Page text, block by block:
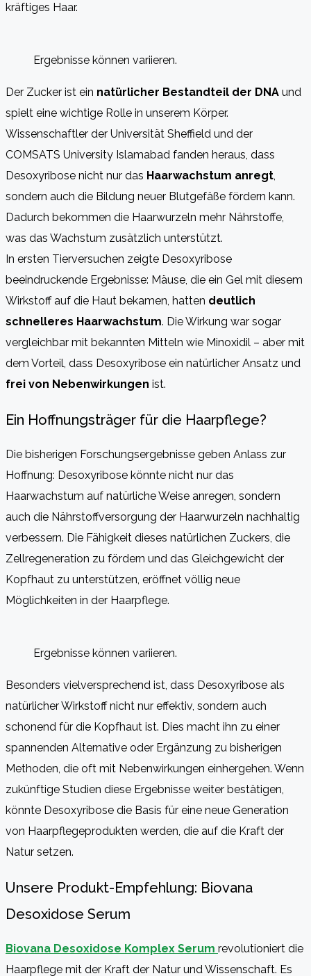
kräftiges Haar.
Ergebnisse können variieren.
Der Zucker ist ein natürlicher Bestandteil der DNA und
spielt eine wichtige Rolle in unserem Körper.
Wissenschaftler der Universität Sheffield und der
COMSATS University Islamabad fanden heraus, dass
Desoxyribose nicht nur das Haarwachstum anregt,
sondern auch die Bildung neuer Blutgefäße fördern kann.
Dadurch bekommen die Haarwurzeln mehr Nährstoffe,
was das Wachstum zusätzlich unterstützt.
In ersten Tierversuchen zeigte Desoxyribose
beeindruckende Ergebnisse: Mäuse, die ein Gel mit diesem
Wirkstoff auf die Haut bekamen, hatten deutlich
schnelleres Haarwachstum. Die Wirkung war sogar
vergleichbar mit bekannten Mitteln wie Minoxidil – aber mit
dem Vorteil, dass Desoxyribose ein natürlicher Ansatz und
frei von Nebenwirkungen ist.
Ein Hoffnungsträger für die Haarpflege?
Die bisherigen Forschungsergebnisse geben Anlass zur
Hoffnung: Desoxyribose könnte nicht nur das
Haarwachstum auf natürliche Weise anregen, sondern
auch die Nährstoffversorgung der Haarwurzeln nachhaltig
verbessern. Die Fähigkeit dieses natürlichen Zuckers, die
Zellregeneration zu fördern und das Gleichgewicht der
Kopfhaut zu unterstützen, eröffnet völlig neue
Möglichkeiten in der Haarpflege.
Ergebnisse können variieren.
Besonders vielversprechend ist, dass Desoxyribose als
natürlicher Wirkstoff nicht nur effektiv, sondern auch
schonend für die Kopfhaut ist. Dies macht ihn zu einer
spannenden Alternative oder Ergänzung zu bisherigen
Methoden, die oft mit Nebenwirkungen einhergehen. Wenn
zukünftige Studien diese Ergebnisse weiter bestätigen,
könnte Desoxyribose die Basis für eine neue Generation
von Haarpflegeprodukten werden, die auf die Kraft der
Natur setzen.
Unsere Produkt-Empfehlung: Biovana
Desoxidose Serum
Biovana Desoxidose Komplex Serum revolutioniert die
Haarpflege mit der Kraft der Natur und Wissenschaft. Es